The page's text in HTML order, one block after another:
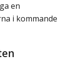
en
i kommande